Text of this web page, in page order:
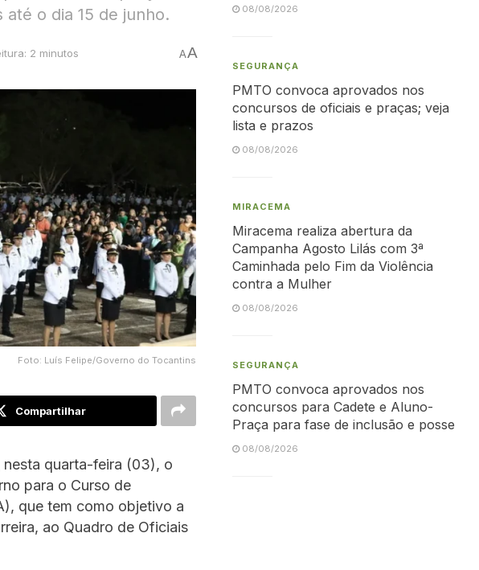
o dia 15 de junho.
2 minutos AA
Foto: Luís Felipe/Governo do Tocantins
Compartilhar
quarta-feira (03), o
para o Curso de
que tem como objetivo a
ao Quadro de Oficiais
08/08/2026
SEGURANÇA
PMTO convoca aprovados nos
concursos de oficiais e praças; veja
lista e prazos
08/08/2026
MIRACEMA
Miracema realiza abertura da
Campanha Agosto Lilás com 3ª
Caminhada pelo Fim da Violência
contra a Mulher
08/08/2026
SEGURANÇA
PMTO convoca aprovados nos
concursos para Cadete e Aluno-
Praça para fase de inclusão e posse
08/08/2026